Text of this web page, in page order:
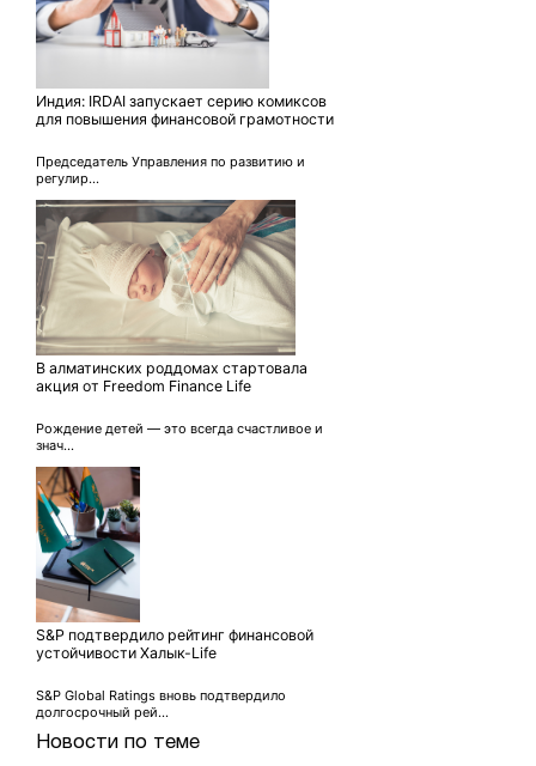
Новости по теме
Индия: IRDAI запускает серию комиксов
для повышения финансовой грамотности
Председатель Управления по развитию и
регулир...
В алматинских роддомах стартовала
акция от Freedom Finance Life
Рождение детей — это всегда счастливое и
знач...
S&P подтвердило рейтинг финансовой
устойчивости Халык-Life
S&P Global Ratings вновь подтвердило
долгосрочный рей...